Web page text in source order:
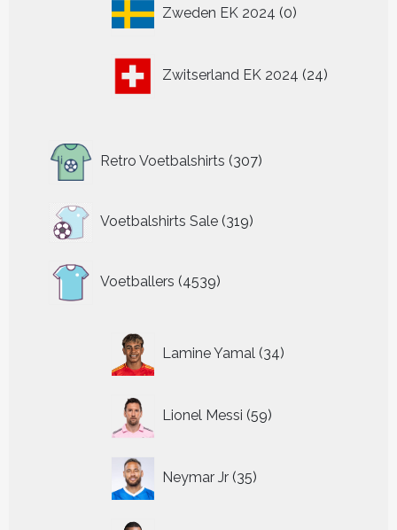
Zweden EK 2024 0
producten
Zwitserland EK 2024 24
producten
Retro Voetbalshirts 307
producten
Voetbalshirts Sale 319
319
producten
Voetballers 4539
producten
Lamine Yamal 34
producten
Lionel Messi 59
producten
Neymar Jr 35
producten